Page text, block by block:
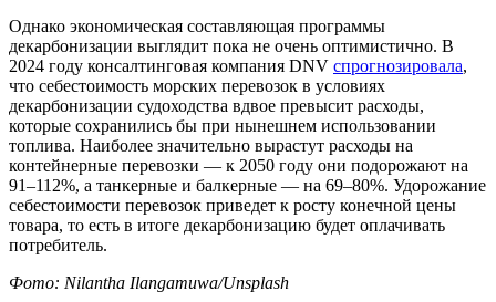
Однако экономическая составляющая программы
декарбонизации выглядит пока не очень оптимистично. В
2024 году консалтинговая компания DNV спрогнозировала,
что себестоимость морских перевозок в условиях
декарбонизации судоходства вдвое превысит расходы,
которые сохранились бы при нынешнем использовании
топлива. Наиболее значительно вырастут расходы на
контейнерные перевозки — к 2050 году они подорожают на
91–112%, а танкерные и балкерные — на 69–80%. Удорожание
себестоимости перевозок приведет к росту конечной цены
товара, то есть в итоге декарбонизацию будет оплачивать
потребитель.
Фото: Nilantha Ilangamuwa/Unsplash